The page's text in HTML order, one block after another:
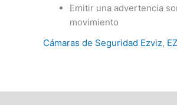
Emitir una advertencia
movimiento
Cámaras de Seguridad Ezviz,